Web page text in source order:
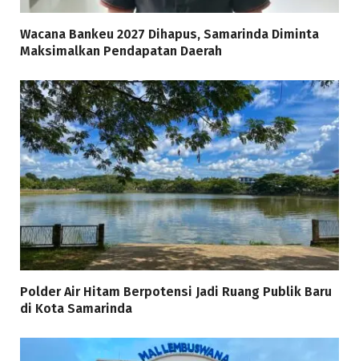
Wacana Bankeu 2027 Dihapus, Samarinda Diminta
Maksimalkan Pendapatan Daerah
Polder Air Hitam Berpotensi Jadi Ruang Publik Baru
di Kota Samarinda